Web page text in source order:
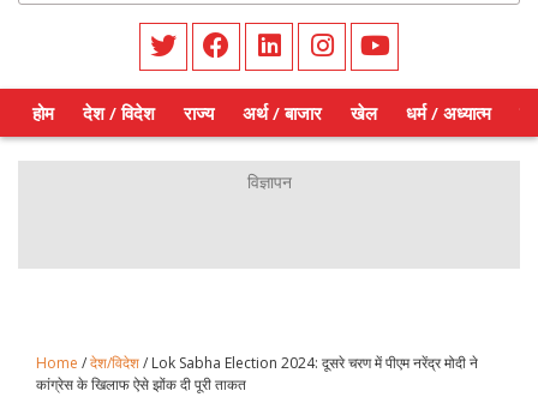
होम देश / विदेश राज्य अर्थ / बाजार खेल धर्म / अध्यात्म
Home /देश/विदेश/ Lok Sabha Election 2024: दूसरे चरण में पीएम नरेंद्र मोदी ने
कांग्रेस के खिलाफ ऐसे झोंक दी पूरी ताकत